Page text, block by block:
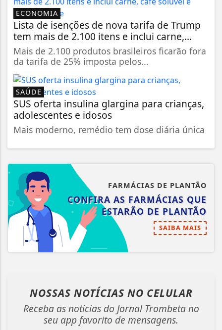
ECONOMIA
Lista de isenções de nova tarifa de Trump
tem mais de 2.100 itens e inclui carne,...
Mais de 2.100 produtos brasileiros ficarão fora
da tarifa de 25% imposta pelos...
SAÚDE
SUS oferta insulina glargina para crianças,
adolescentes e idosos
Mais moderno, remédio tem dose diária única
FARMÁCIAS DE PLANTÃO
CONFIRA AS FARMÁCIAS QUE
ESTARÃO DE PLANTÃO
SAIBA MAIS
NOSSAS NOTÍCIAS NO CELULAR
Receba as notícias do Jornal Trombeta no
seu app favorito de mensagens.